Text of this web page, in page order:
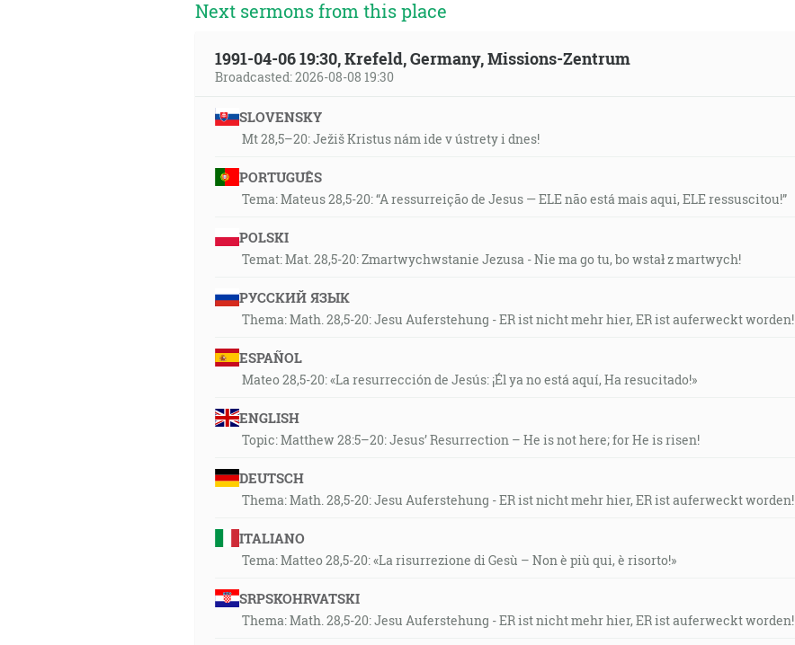
Next sermons from this place
1991-04-06 19:30, Krefeld, Germany, Missions-Zentrum
Broadcasted: 2026-08-08 19:30
SLOVENSKY
Mt 28,5–20: Ježiš Kristus nám ide v ústrety i dnes!
PORTUGUÊS
Tema: Mateus 28,5-20: “A ressurreição de Jesus — ELE não está mais aqui, ELE ressuscitou!”
POLSKI
Temat: Mat. 28,5-20: Zmartwychwstanie Jezusa - Nie ma go tu, bo wstał z martwych!
РУССКИЙ ЯЗЫК
Thema: Math. 28,5-20: Jesu Auferstehung - ER ist nicht mehr hier, ER ist auferweckt worden!
ESPAÑOL
Mateo 28,5-20: «La resurrección de Jesús: ¡Él ya no está aquí, Ha resucitado!»
ENGLISH
Topic: Matthew 28:5–20: Jesus’ Resurrection – He is not here; for He is risen!
DEUTSCH
Thema: Math. 28,5-20: Jesu Auferstehung - ER ist nicht mehr hier, ER ist auferweckt worden!
ITALIANO
Tema: Matteo 28,5-20: «La risurrezione di Gesù – Non è più qui, è risorto!»
SRPSKOHRVATSKI
Thema: Math. 28,5-20: Jesu Auferstehung - ER ist nicht mehr hier, ER ist auferweckt worden!